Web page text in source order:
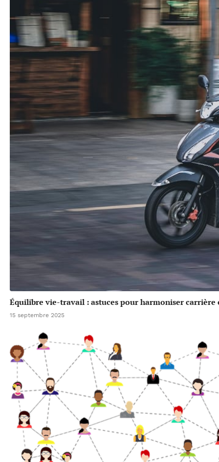
Équilibre vie-travail : astuces pour harmoniser
15 septembre 2025